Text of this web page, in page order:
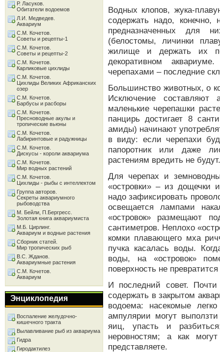
Водных клопов, жука-
содержать надо,
предназначенных для
(белостомы, личинки
жилище и держать их
декоративном
черепахами – последние
Большинство животных, о
Исключение
маленькие черепашки
панцирь достигает 8
амиды) начинают
в виду: если черепахи
папоротник или даже
растениям вредить не будут.
Для черепах и
«островки» – из дощечки
надо зафиксировать
освещается лампами
«островок» размещают
сантиметров. Неплохо
комки плавающего мха
пучка касалась воды.
воды, на «островок»
поверхность не
И последний совет.
содержать в закрытом
водоема: насекомые
ампулярии могут
яиц, упасть и
неровностям; а как
представляете.
Р. Ласуков.
Обитатели водоемов
Л.И. Медведев.
Аквариум
С.М. Кочетов.
Советы и рецепты-1
С.М. Кочетов.
Советы и рецепты-2
С.М. Кочетов.
Карликовые цихлиды
С.М. Кочетов.
Цихлиды Великих Африканских
озер
С.М. Кочетов.
Барбусы и расборы
С.М. Кочетов.
Пресноводные акулы и
тропические вьюны
С.М. Кочетов.
Лабиринтовые и радужницы
С.М. Кочетов.
Дискусы - короли аквариума
С.М. Кочетов.
Мир водных растений
С.М. Кочетов.
Цихлиды - рыбы с интеллектом
Группа авторов.
Секреты аквариумного
рыбоводства
М. Бейли, П.Бергресс.
Золотая книга аквариумиста
М.Б. Цирлинг.
Аквариум и водные растения
Сборник статей.
Мир тропических рыб
В.С. Жданов.
Аквариумные растения
С.М. Кочетов.
Аквариум
Энциклопедия
Воспаление желудочно-
кишечного тракта
Вылавливание рыб из аквариума
Гидра
Гиродактилез